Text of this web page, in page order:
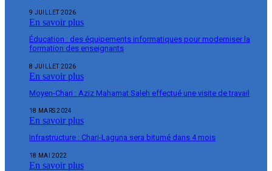
9 JUILLET 2026
En savoir plus
Éducation : des équipements informatiques pour moderniser la
formation des enseignants
8 JUILLET 2026
En savoir plus
Moyen-Chari : Aziz Mahamat Saleh effectué une visite de travail
18 MARS 2024
En savoir plus
Infrastructure : Chari-Laguna sera bitumé dans 4 mois
18 MAI 2022
En savoir plus